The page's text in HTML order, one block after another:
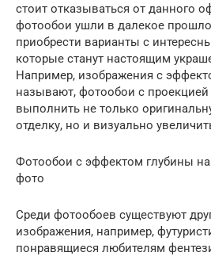
стоит отказываться от данного
фотообои ушли в далекое
приобрести варианты с
которые станут настоящим
Например, изображения с
называют, фотообои с
выполнить не только
отделку, но и визуально
Фотообои с эффектом глубины
фото
Среди фотообоев существуют
изображения, например,
понравящиеся любителям